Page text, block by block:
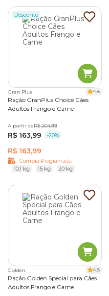
Desconto
Gran Plus 4.8
Ração GranPlus Choice Cães
Adultos Frango e Carne
A partir deR$ 204,99
R$ 163,99 -20%
R$ 163,99
Compra Programada
10,1 kg
15 kg 20 kg
Golden 4.8
Ração Golden Special para Cães
Adultos Frango e Carne